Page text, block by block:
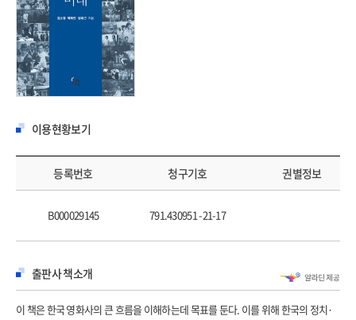
이용현황보기
등록번호 청구기호 권별정보
B000029145 791.430951 -21-17
출판사 책소개
이 책은 한국 영화사의 큰 흐름을 이해하는데 목표를 둔다. 이를 위해 한국의 정치·